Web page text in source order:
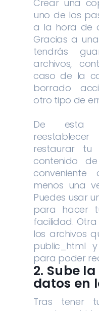
Crear una
uno de los
a la hora de
Gracias a
tendrás
archivos,
caso de la
borrado
otro tipo de
De esta
restaurar tu
contenido
menos una
Puedes usar
para hacer
facilidad.
los archivos
public_html
para poder
2. Sube
datos en
Tras tener